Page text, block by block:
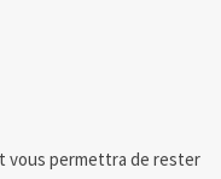
vous permettra de rester